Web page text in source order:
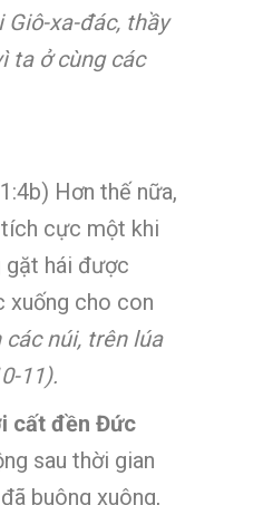
Giô-xa-đác, thầy
ta ở cùng các
Hơn thế nữa,
tích cực một khi
gặt hái được
xuống cho con
núi, trên lúa
11).
cất đền Đức
sau thời gian
buông xuông,